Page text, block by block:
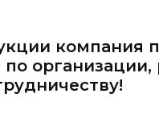
компания